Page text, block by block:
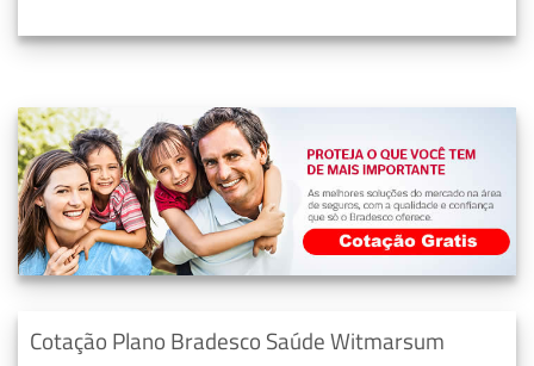
Cotação Plano Bradesco Saúde Witmarsum